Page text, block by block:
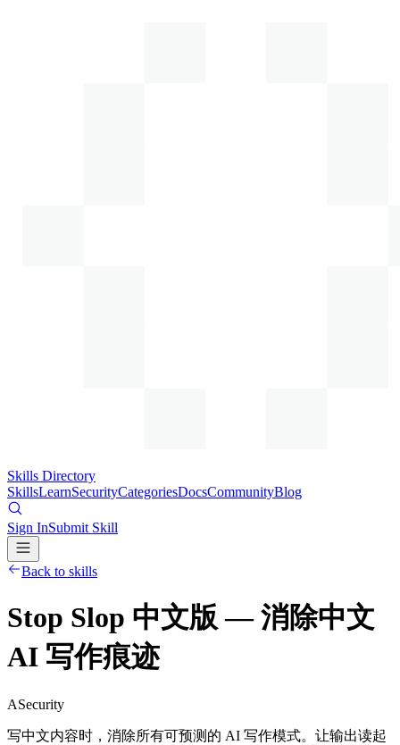
Skills Directory
SkillsLearnSecurityCategoriesDocsCommunityBlog
Sign InSubmit Skill
Back to skills
Stop Slop 中文版 — 消除中文
AI 写作痕迹
ASecurity
写中文内容时，消除所有可预测的 AI 写作模式。让输出读起